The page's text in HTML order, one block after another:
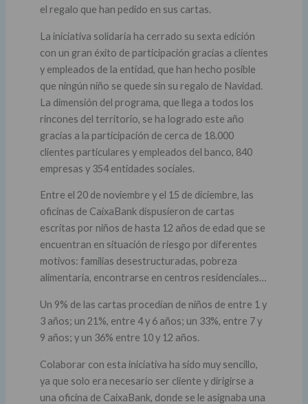
el regalo que han pedido en sus cartas.
La iniciativa solidaria ha cerrado su sexta edición
con un gran éxito de participación gracias a clientes
y empleados de la entidad, que han hecho posible
que ningún niño se quede sin su regalo de Navidad.
La dimensión del programa, que llega a todos los
rincones del territorio, se ha logrado este año
gracias a la participación de cerca de 18.000
clientes particulares y empleados del banco, 840
empresas y 354 entidades sociales.
Entre el 20 de noviembre y el 15 de diciembre, las
oficinas de CaixaBank dispusieron de cartas
escritas por niños de hasta 12 años de edad que se
encuentran en situación de riesgo por diferentes
motivos: familias desestructuradas, pobreza
alimentaria, encontrarse en centros residenciales…
Un 9% de las cartas procedían de niños de entre 1 y
3 años; un 21%, entre 4 y 6 años; un 33%, entre 7 y
9 años; y un 36% entre 10 y 12 años.
Colaborar con esta iniciativa ha sido muy sencillo,
ya que solo era necesario ser cliente y dirigirse a
una oficina de CaixaBank, donde se le asignaba una